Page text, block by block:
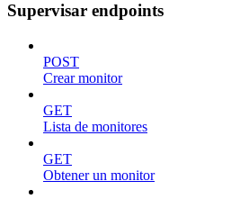
Supervisar endpoints
POST
Crear monitor
GET
Lista de monitores
GET
Obtener un monitor